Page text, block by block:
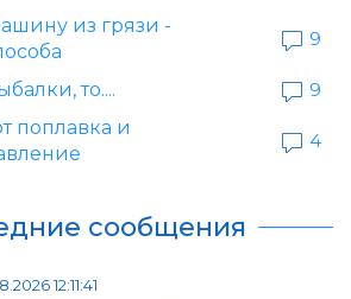
из грязи -
9
то....
9
поплавка и
4
сообщения
12:11:41